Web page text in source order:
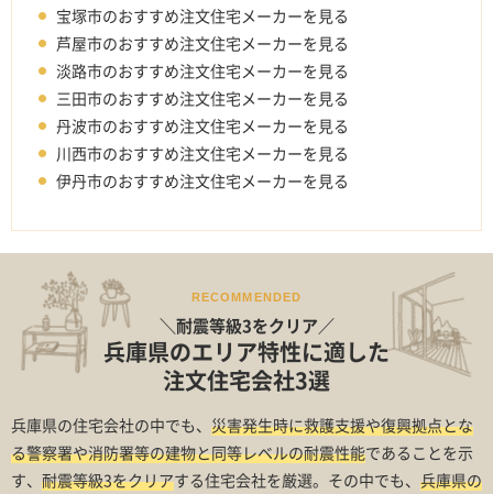
宝塚市のおすすめ注文住宅メーカーを見る
芦屋市のおすすめ注文住宅メーカーを見る
淡路市のおすすめ注文住宅メーカーを見る
三田市のおすすめ注文住宅メーカーを見る
丹波市のおすすめ注文住宅メーカーを見る
川西市のおすすめ注文住宅メーカーを見る
伊丹市のおすすめ注文住宅メーカーを見る
RECOMMENDED
＼耐震等級3をクリア／
兵庫県のエリア特性に適した
注文住宅会社3選
兵庫県の住宅会社の中でも、 災害発生時に救護支援や復興拠点とな
る警察署や消防署等の建物と同等レベルの耐震性能であることを示
す、 耐震等級3をクリアする住宅会社を厳選。その中でも、 兵庫県の